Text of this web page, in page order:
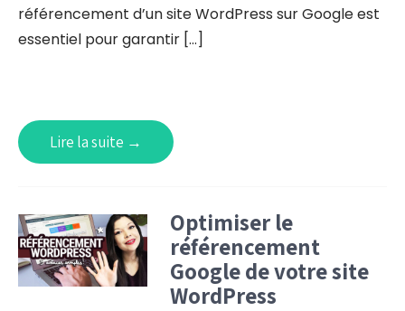
référencement d’un site WordPress sur Google est
essentiel pour garantir […]
Lire la suite →
Optimiser le
référencement
Google de votre site
WordPress